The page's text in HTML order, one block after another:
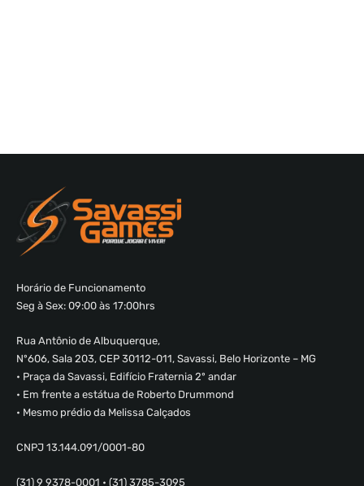
Horário de Funcionamento
Seg à Sex: 09:00 às 17:00hrs
Rua Antônio de Albuquerque,
Nº606, Sala 203, CEP 30112-011, Savassi, Belo Horizonte – MG
• Praça da Savassi, Edifício Fraternia 2º andar
• Em frente a estátua de Roberto Drummond
• Mesmo prédio da Melissa Calçados
CNPJ 13.144.091/0001-80
(31) 9 9378-0001 • (31) 3785-3095